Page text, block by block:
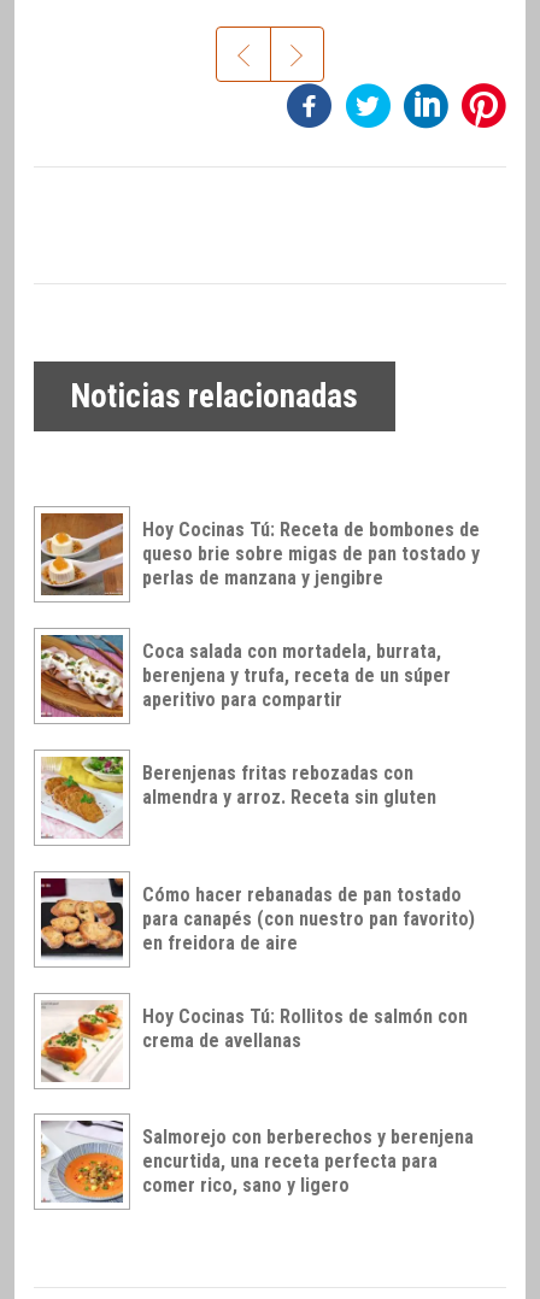
Noticias relacionadas
Hoy Cocinas Tú: Receta de bombones de
queso brie sobre migas de pan tostado y
perlas de manzana y jengibre
Coca salada con mortadela, burrata,
berenjena y trufa, receta de un súper
aperitivo para compartir
Berenjenas fritas rebozadas con
almendra y arroz. Receta sin gluten
Cómo hacer rebanadas de pan tostado
para canapés (con nuestro pan favorito)
en freidora de aire
Hoy Cocinas Tú: Rollitos de salmón con
crema de avellanas
Salmorejo con berberechos y berenjena
encurtida, una receta perfecta para
comer rico, sano y ligero